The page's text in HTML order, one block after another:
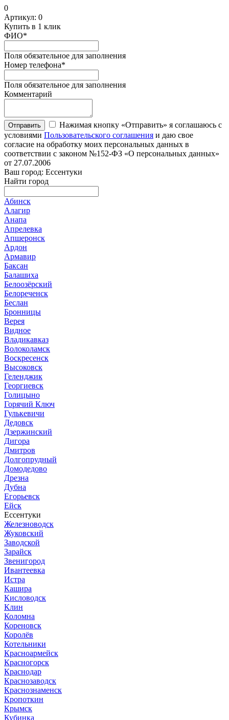
0
Артикул: 0
Купить в 1 клик
ФИО*
Поля обязательное для заполнения
Номер телефона*
Поля обязательное для заполнения
Комментарий
Отправить
Нажимая кнопку «Отправить» я соглашаюсь с
условиями Пользовательского соглашения и даю свое
согласие на обработку моих персональных данных в
соответствии с законом №152-ФЗ «О персональных данных»
от 27.07.2006
Ваш город: Ессентуки
Найти город
Абинск
Алагир
Анапа
Апрелевка
Апшеронск
Ардон
Армавир
Баксан
Балашиха
Белоозёрский
Белореченск
Беслан
Бронницы
Верея
Видное
Владикавказ
Волоколамск
Воскресенск
Высоковск
Геленджик
Георгиевск
Голицыно
Горячий Ключ
Гулькевичи
Дедовск
Дзержинский
Дигора
Дмитров
Долгопрудный
Домодедово
Дрезна
Дубна
Егорьевск
Ейск
Ессентуки
Железноводск
Жуковский
Заводской
Зарайск
Звенигород
Ивантеевка
Истра
Кашира
Кисловодск
Клин
Коломна
Кореновск
Королёв
Котельники
Красноармейск
Красногорск
Краснодар
Краснозаводск
Краснознаменск
Кропоткин
Крымск
Кубинка